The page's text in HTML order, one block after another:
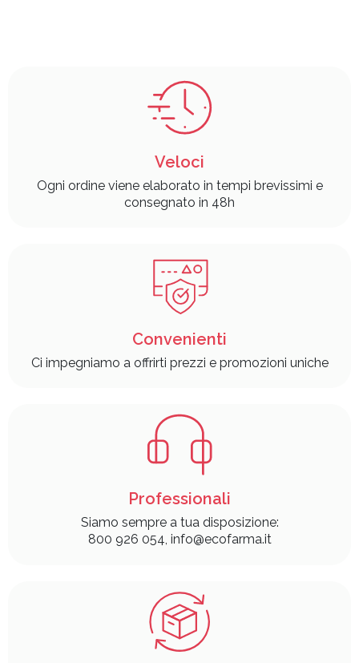
Veloci
Ogni ordine viene elaborato in tempi brevissimi e
consegnato in 48h
Convenienti
Ci impegniamo a offrirti prezzi e promozioni uniche
Professionali
Siamo sempre a tua disposizione:
800 926 054, info@ecofarma.it